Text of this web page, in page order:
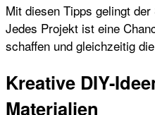
Mit diesen Tipps gelingt
Jedes Projekt ist eine
schaffen und gleichzeitig
Kreative DIY-
Materialien